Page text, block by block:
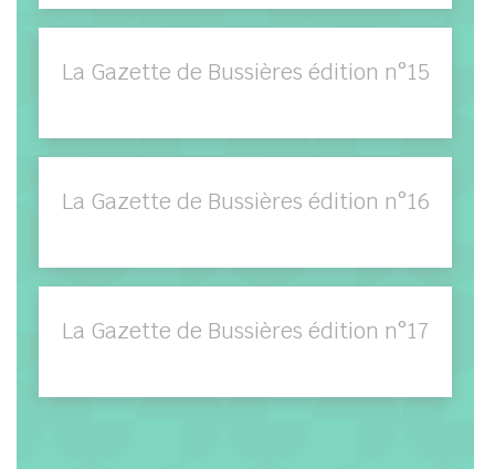
La Gazette de Bussières édition n°15
La Gazette de Bussières édition n°16
La Gazette de Bussières édition n°17